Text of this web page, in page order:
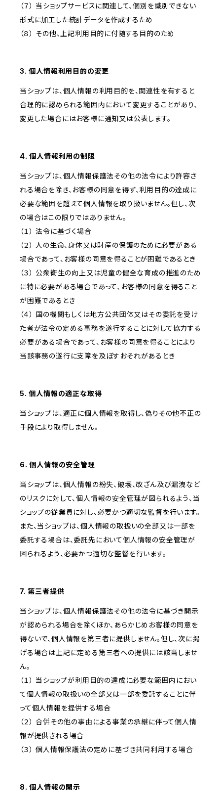
（７） 当ショップサービスに関連して、個別を識別できない
形式に加工した統計データを作成するため
（８） その他、上記利用目的に付随する目的のため
3. 個人情報利用目的の変更
当ショップは、個人情報の利用目的を、関連性を有すると
合理的に認められる範囲内において変更することがあり、
変更した場合にはお客様に通知又は公表します。
4. 個人情報利用の制限
当ショップは、個人情報保護法その他の法令により許容さ
れる場合を除き、お客様の同意を得ず、利用目的の達成に
必要な範囲を超えて個人情報を取り扱いません。但し、次
の場合はこの限りではありません。
（１） 法令に基づく場合
（２） 人の生命、身体又は財産の保護のために必要がある
場合であって、お客様の同意を得ることが困難であるとき
（３） 公衆衛生の向上又は児童の健全な育成の推進のため
に特に必要がある場合であって、お客様の同意を得ること
が困難であるとき
（４） 国の機関もしくは地方公共団体又はその委託を受け
た者が法令の定める事務を遂行することに対して協力する
必要がある場合であって、お客様の同意を得ることにより
当該事務の遂行に支障を及ぼすおそれがあるとき
5. 個人情報の適正な取得
当ショップは、適正に個人情報を取得し、偽りその他不正の
手段により取得しません。
6. 個人情報の安全管理
当ショップは、個人情報の紛失、破壊、改ざん及び漏洩など
のリスクに対して、個人情報の安全管理が図られるよう、当
ショップの従業員に対し、必要かつ適切な監督を行います。
また、当ショップは、個人情報の取扱いの全部又は一部を
委託する場合は、委託先において個人情報の安全管理が
図られるよう、必要かつ適切な監督を行います。
7. 第三者提供
当ショップは、個人情報保護法その他の法令に基づき開示
が認められる場合を除くほか、あらかじめお客様の同意を
得ないで、個人情報を第三者に提供しません。但し、次に掲
げる場合は上記に定める第三者への提供には該当しませ
ん。
（１） 当ショップが利用目的の達成に必要な範囲内におい
て個人情報の取扱いの全部又は一部を委託することに伴
って個人情報を提供する場合
（２） 合併その他の事由による事業の承継に伴って個人情
報が提供される場合
（３） 個人情報保護法の定めに基づき共同利用する場合
8. 個人情報の開示